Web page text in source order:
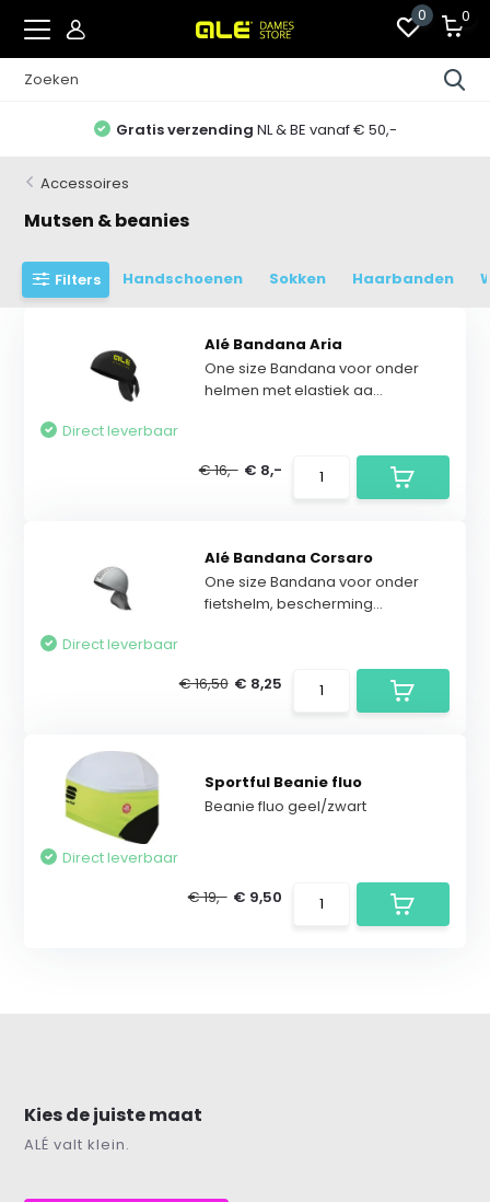
0 0
Gratis verzending NL & BE vanaf € 50,-
Accessoires
Mutsen & beanies
Filters Handschoenen Sokken Haarbanden
Alé Bandana Aria
One size Bandana voor onder
helmen met elastiek aa...
Direct leverbaar
€ 16,- € 8,-
Alé Bandana Corsaro
One size Bandana voor onder
fietshelm, bescherming...
Direct leverbaar
€ 16,50 € 8,25
Sportful Beanie fluo
Beanie fluo geel/zwart
Direct leverbaar
€ 19,- € 9,50
Kies de juiste maat
ALÉ valt klein.